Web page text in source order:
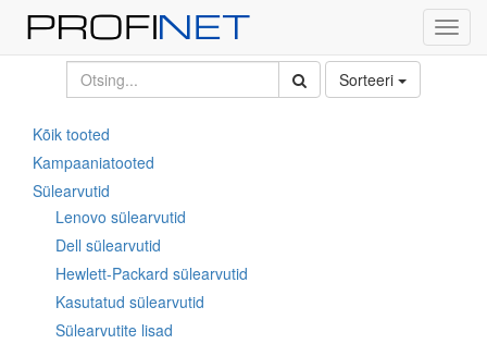
Sorteeri
Kõik tooted
Kampaaniatooted
Sülearvutid
Lenovo sülearvutid
Dell sülearvutid
Hewlett-Packard sülearvutid
Kasutatud sülearvutid
Sülearvutite lisad